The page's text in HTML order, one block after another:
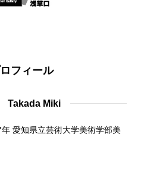
フィール
Takada Miki
愛知県立芸術大学美術学部美